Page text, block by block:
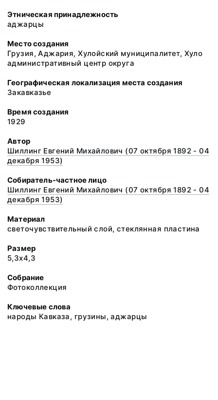
Этническая принадлежность
аджарцы
Место создания
Грузия, Аджария, Хулойский муниципалитет, Хуло
административный центр округа
Географическая локализация места создания
Закавказье
Время создания
1929
Автор
Шиллинг Евгений Михайлович (07 октября 1892 - 04
декабря 1953)
Собиратель-частное лицо
Шиллинг Евгений Михайлович (07 октября 1892 - 04
декабря 1953)
Материал
светочувствительный слой, стеклянная пластина
Размер
5,3х4,3
Собрание
Фотоколлекция
Ключевые слова
народы Кавказа, грузины, аджарцы